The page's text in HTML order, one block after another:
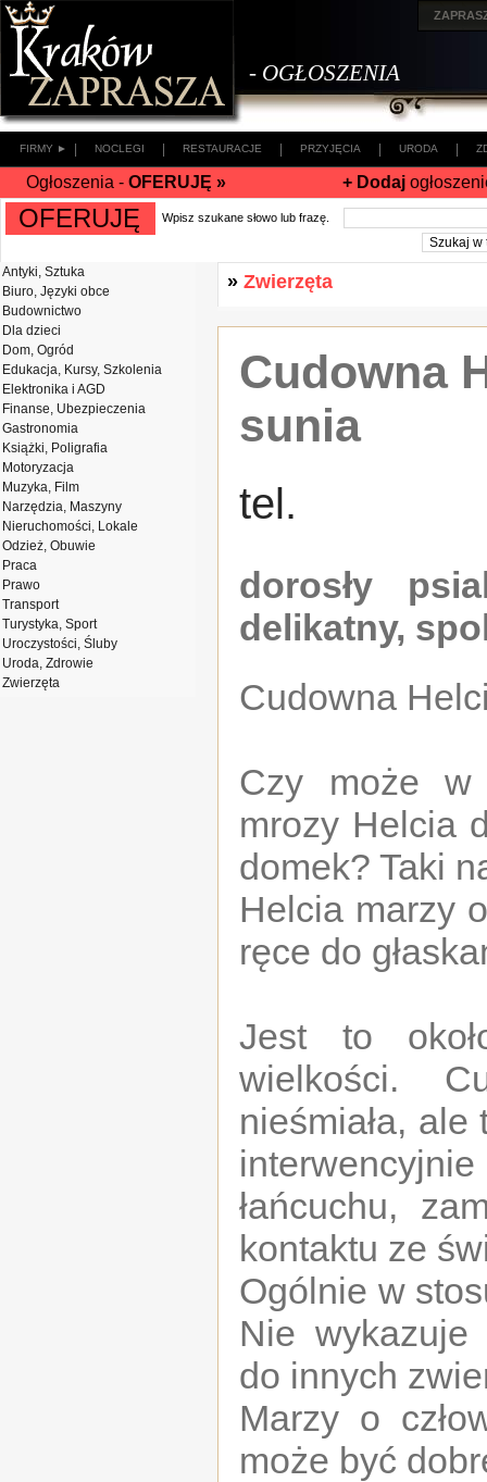
- OGŁOSZENIA
FIRMY ► NOCLEGI RESTAURACJE PRZYJĘCIA URODA
Ogłoszenia - OFERUJĘ » + Dodaj
OFERUJĘ Wpisz szukane słowo lub frazę.
Antyki, Sztuka
Biuro, Języki obce
Budownictwo
Dla dzieci
Dom, Ogród
Edukacja, Kursy, Szkolenia
Elektronika i AGD
Finanse, Ubezpieczenia
Gastronomia
Książki, Poligrafia
Motoryzacja
Muzyka, Film
Narzędzia, Maszyny
Nieruchomości, Lokale
Odzież, Obuwie
Praca
Prawo
Transport
Turystyka, Sport
Uroczystości, Śluby
Uroda, Zdrowie
Zwierzęta
» Zwierzęta
Cudowna
sunia
tel.
dorosły
delikatny,
Cudowna
Czy może w
mrozy Helcia
domek? Taki
Helcia marzy
ręce do
Jest to
wielkości.
nieśmiała,
łańcuchu,
kontaktu ze
Ogólnie w
Nie wykazuje
do innych
Marzy o
może być